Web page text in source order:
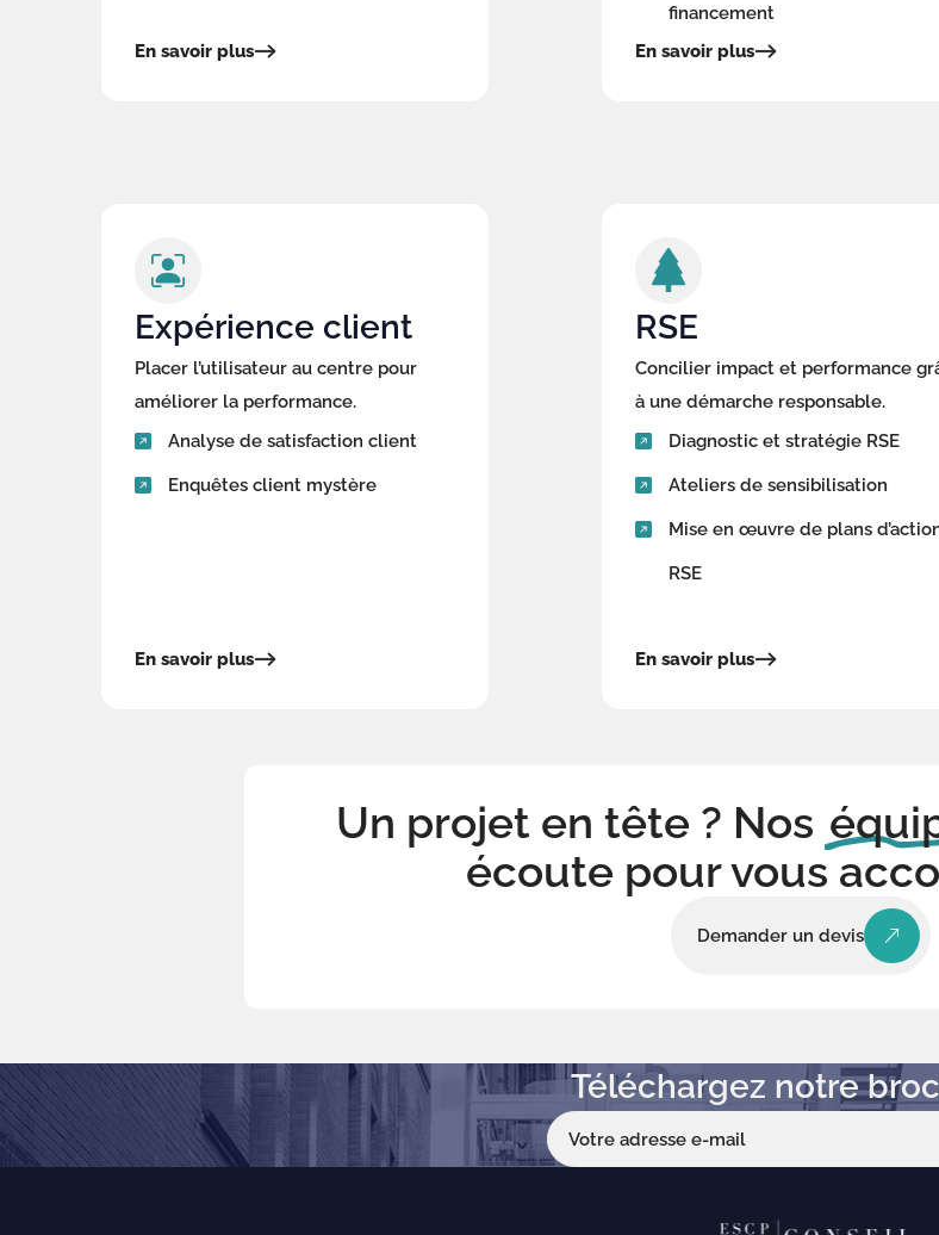
En savoir plus
financement
En savoir plus
Expérience client
Placer l’utilisateur au centre pour
améliorer la performance.
Analyse de satisfaction client
Enquêtes client mystère
En savoir plus
RSE
Concilier impact et performance
à une démarche responsable.
Diagnostic et stratégie RSE
Ateliers de sensibilisation
Mise en œuvre de plans
RSE
En savoir plus
Un projet en tête ? Nos
écoute pour vous
Demander un devis
Téléchargez notre